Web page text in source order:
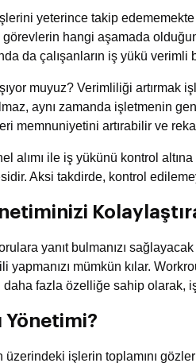
yeterince takip
hangi aşamada
da çalışanların iş yükü
muyuz? Verimliliği artırmak
aynı zamanda işletmenin
memnuniyetini artırabilir ve
alımı ile iş yükünü kontrol
Aksi takdirde, kontrol
yanıt bulmanızı
yapmanızı mümkün kılar.
fazla özelliğe sahip olarak,
Yönetimi?
üzerindeki işlerin toplamını